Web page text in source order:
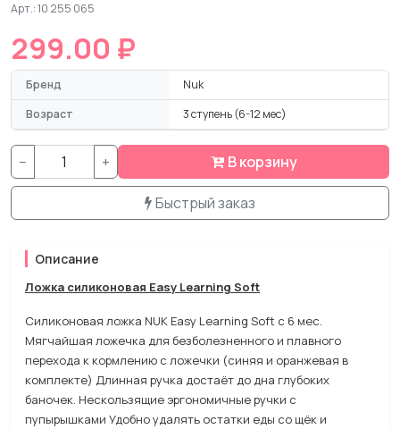
Арт.: 10 255 065
299.00 ₽
Бренд
Nuk
Возраст
3 ступень (6-12 мес)
− + В корзину
Быстрый заказ
Описание
Ложка силиконовая Easy Learning Soft
Силиконовая ложка NUK Easy Learning Soft с 6 мес.
Мягчайшая ложечка для безболезненного и плавного
перехода к кормлению с ложечки (синяя и оранжевая в
комплекте) Длинная ручка достаёт до дна глубоких
баночек. Нескользящие эргономичные ручки с
пупырышками Удобно удалять остатки еды со щёк и